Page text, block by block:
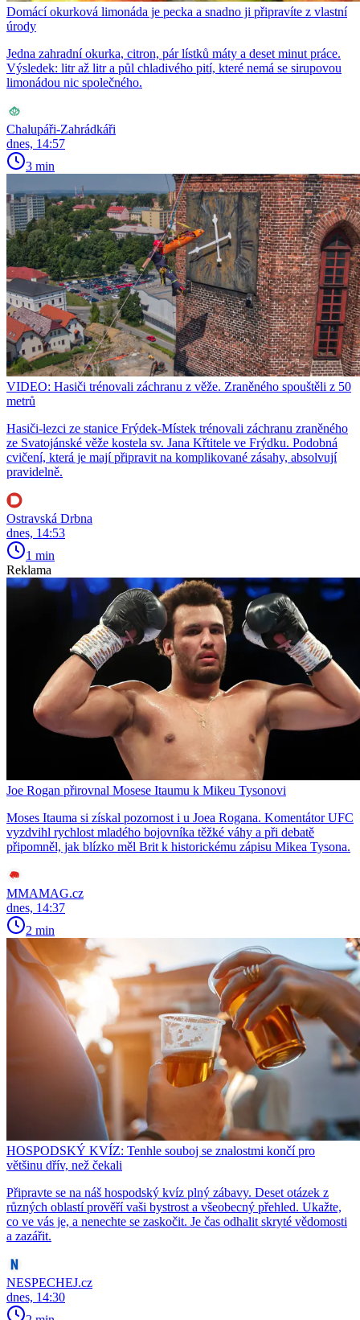
Domácí okurková limonáda je pecka a snadno ji připravíte z vlastní
úrody
Jedna zahradní okurka, citron, pár lístků máty a deset minut práce.
Výsledek: litr až litr a půl chladivého pití, které nemá se sirupovou
limonádou nic společného.
Chalupáři-Zahrádkáři
dnes, 14:57
3 min
VIDEO: Hasiči trénovali záchranu z věže. Zraněného spouštěli z 50
metrů
Hasiči-lezci ze stanice Frýdek-Místek trénovali záchranu zraněného
ze Svatojánské věže kostela sv. Jana Křtitele ve Frýdku. Podobná
cvičení, která je mají připravit na komplikované zásahy, absolvují
pravidelně.
Ostravská Drbna
dnes, 14:53
1 min
Reklama
Joe Rogan přirovnal Mosese Itaumu k Mikeu Tysonovi
Moses Itauma si získal pozornost i u Joea Rogana. Komentátor UFC
vyzdvihl rychlost mladého bojovníka těžké váhy a při debatě
připomněl, jak blízko měl Brit k historickému zápisu Mikea Tysona.
MMAMAG.cz
dnes, 14:37
2 min
HOSPODSKÝ KVÍZ: Tenhle souboj se znalostmi končí pro
většinu dřív, než čekali
Připravte se na náš hospodský kvíz plný zábavy. Deset otázek z
různých oblastí prověří vaši bystrost a všeobecný přehled. Ukažte,
co ve vás je, a nenechte se zaskočit. Je čas odhalit skryté vědomosti
a zazářit.
NESPECHEJ.cz
dnes, 14:30